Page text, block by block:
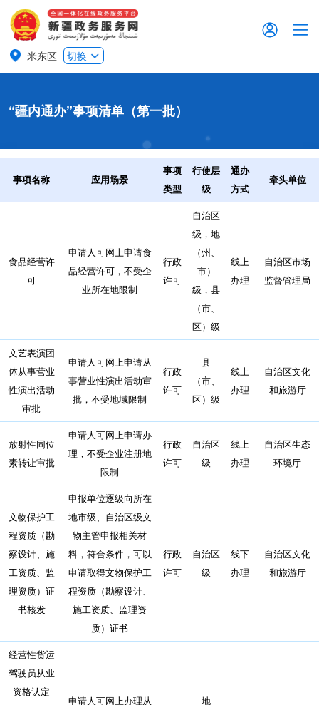
米东区 切换
“疆内通办”事项清单（第一批）
事项名称 应用场景
事项
类型
行使层
级
通办
方式
牵头单位
食品经营许
可
申请人可网上申请食
品经营许可，不受企
业所在地限制
行政
许可
自治区
级，地
（州、
市）
级，县
（市、
区）级
线上
办理
自治区市场
监督管理局
文艺表演团
体从事营业
性演出活动
审批
申请人可网上申请从
事营业性演出活动审
批，不受地域限制
行政
许可
县
（市、
区）级
线上
办理
自治区文化
和旅游厅
放射性同位
素转让审批
申请人可网上申请办
理，不受企业注册地
限制
行政
许可
自治区
级
线上
办理
自治区生态
环境厅
文物保护工
程资质（勘
察设计、施
工资质、监
理资质）证
书核发
申报单位逐级向所在
地市级、自治区级文
物主管申报相关材
料，符合条件，可以
申请取得文物保护工
程资质（勘察设计、
施工资质、监理资
质）证书
行政
许可
自治区
级
线下
办理
自治区文化
和旅游厅
经营性货运
驾驶员从业
资格认定
申请人可网上办理从
地